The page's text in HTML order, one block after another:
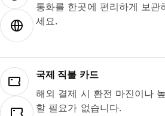
통화를 한곳에 편리하게 보
세요.
국제 직불 카드
해외 결제 시 환전 마진이나
할 필요가 없습니다.